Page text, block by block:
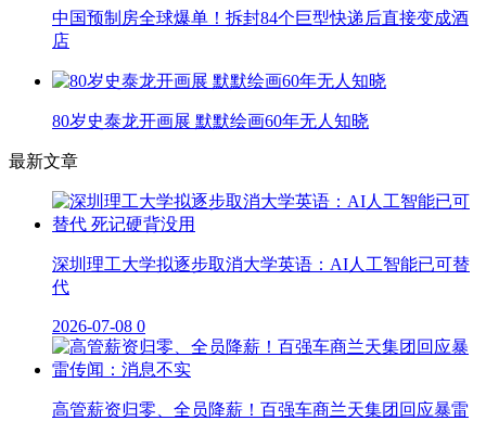
中国预制房全球爆单！拆封84个巨型快递后直接变成酒
店
80岁史泰龙开画展 默默绘画60年无人知晓
最新文章
深圳理工大学拟逐步取消大学英语：AI人工智能已可替
代
2026-07-08 0
高管薪资归零、全员降薪！百强车商兰天集团回应暴雷